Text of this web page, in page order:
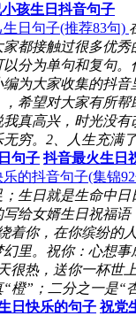
孩生日抖音句子
日句子(推荐83句)
家都接触过很多优
分为单句和复句
为大家收集的抖音
，希望对大家有所
真高兴，时光没
穷。2、人生充满
句子 抖音最火生日
的抖音句子(集锦
；生日就是生命中
给女婿生日祝福语
着你，在你缤纷的
里。祝你：心想
很热，送你一杯世
“橙”；二分之一是“
日快乐的句子 祝党